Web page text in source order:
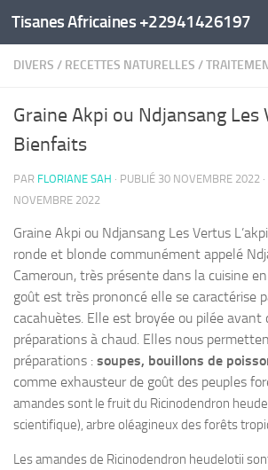
Au dessous du contenu
Tisanes Africaines +22941426197
DIVERS / RECETTES NATURELLES /
Graine Akpi ou Ndjansang Les
Bienfaits
PAR FLORIANE SAH · PUBLIÉ 30 NOVEMBRE 2022
NOVEMBRE 2022
Graine Akpi ou Ndjansang Les Vertus
ronde et blonde communément appelé
Cameroun, très présente dans la cuisine
goût est très prononcé elle se caractérise
cacahuètes. Elle est broyée ou pilée avant
préparations à chaud. Elles nous
préparations : soupes, bouillons de
comme exhausteur de goût des peuples
amandes sont le fruit du Ricinodendron
scientifique), arbre oléagineux des forêts
Les amandes de Ricinodendron heudelotii